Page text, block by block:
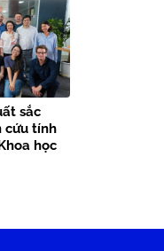
sắc
cứu tính
học